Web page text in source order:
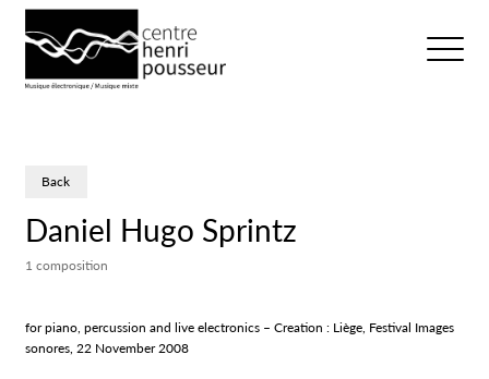
Ouvrir/
Back
Daniel Hugo Sprintz
1 composition
for piano, percussion and live electronics – Creation : Liège, Festival Images
sonores, 22 November 2008